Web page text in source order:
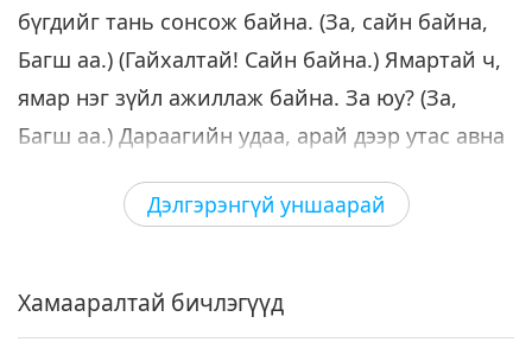
Дэлгэрэнгүй уншаарай
бүгдийг тань сонсож байна. (За, сайн байна,
Багш аа.) (Гайхалтай! Сайн байна.) Ямартай ч,
ямар нэг зүйл ажиллаж байна. За юу? (За,
Багш аа.) Дараагийн удаа, арай дээр утас авна
бэлтгэх ёстой байсан юм. Үргэлж намайг
Одоогоор бид мэргэжлийн биш гэдгийг би
мэдэх ч, хэнд хамаатай гэж. (За. Ойлголоо,
Хамааралтай бичлэгүүд